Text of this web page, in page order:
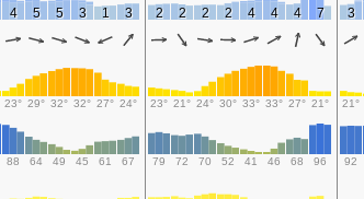
4 5 5 3 1 3 2 2 2 2 4 4 4 7 3
23° 29° 32° 32° 27° 24° 23° 21° 24° 30° 33° 33° 27° 21° 21°
88 64 49 45 61 67 79 72 70 52 41 46 68 96 92